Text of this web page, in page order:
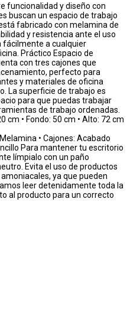
funcionalidad y diseño con
buscan un espacio de trabajo
fabricado con melamina de
y resistencia ante el uso
fácilmente a cualquier
Práctico Espacio de
con tres cajones que
perfecto para
y materiales de oficina
La superficie de trabajo es
para que puedas trabajar
de trabajo ordenadas.
cm • Fondo: 50 cm • Alto: 72 cm
• Cajones: Acabado
Para mantener tu escritorio
límpialo con un paño
Evita el uso de productos
ya que pueden
leer detenidamente toda la
al producto para un correcto